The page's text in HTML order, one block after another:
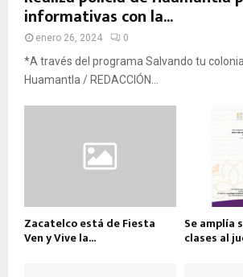
informativas con la...
enero 26, 2024 0
*A través del programa Salvando tu
Huamantla / REDACCIÓN...
Zacatelco está de Fiesta
Ven y Vive la...
Se amplía
clases al